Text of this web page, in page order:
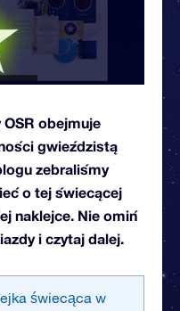
obejmuje
gwieździstą
zebraliśmy
o tej świecącej
naklejce. Nie omiń
i czytaj dalej.
świecąca w